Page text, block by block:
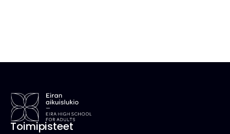
Toimipisteet